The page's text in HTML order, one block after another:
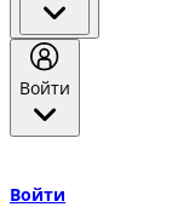
Войти
Войти